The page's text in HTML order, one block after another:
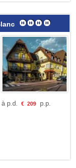
à p.d. € 209p.p.